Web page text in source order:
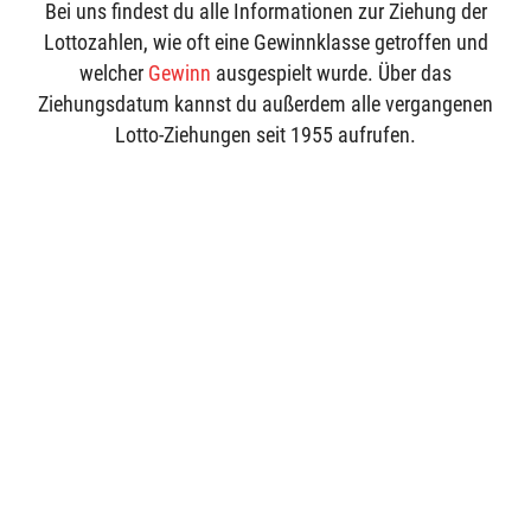
Bei uns findest du alle Informationen zur Ziehung der
Lottozahlen, wie oft eine Gewinnklasse getroffen und
welcher Gewinn ausgespielt wurde. Über das
Ziehungsdatum kannst du außerdem alle vergangenen
Lotto-Ziehungen seit 1955 aufrufen.